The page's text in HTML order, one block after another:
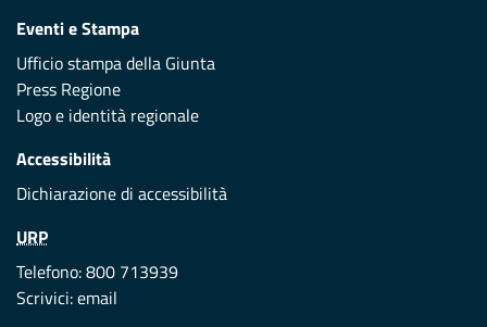
Eventi e Stampa
Ufficio stampa della Giunta
Press Regione
Logo e identità regionale
Accessibilità
Dichiarazione di accessibilità
URP
Telefono: 800 713939
Scrivici:email